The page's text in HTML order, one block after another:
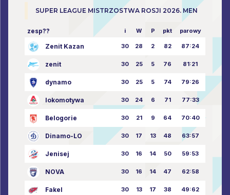
SUPER LEAGUE MISTRZOSTWA ROSJI 2026. MEN
zesp?? i W P pkt parowy
Zenit Kazan 30 28 2 82 87:24
zenit 30 25 5 76 81:21
dynamo 30 25 5 74 79:26
lokomotywa 30 24 6 71 77:33
Belogorie 30 21 9 64 70:40
Dinamo-LO 30 17 13 48 63:57
Jenisej 30 16 14 50 59:53
NOVA 30 16 14 47 62:58
Fakel 30 13 17 38 49:62